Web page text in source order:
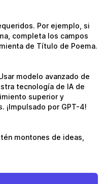
Por ejemplo, si
completa los campos
de Título de Poema.
modelo avanzado de
tecnología de IA de
superior y
¡Impulsado por GPT-4!
montones de ideas,